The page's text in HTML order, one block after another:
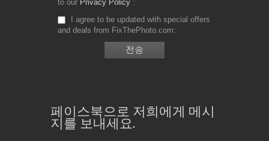
to our Privacy Policy
I agree to be updated with special offers
and deals from FixThePhoto.com
페이스북으로 저희에게 메시
지를 보내세요.